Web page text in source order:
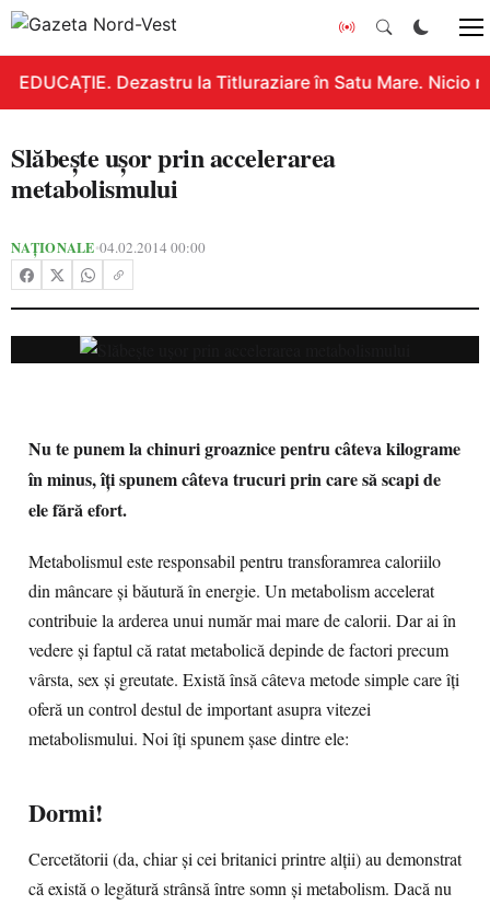
EDUCAȚIE. Dezastru la Titluraziare în Satu Mare. Nicio
Slăbeşte uşor prin accelerarea
metabolismului
NAȚIONALE•04.02.2014 00:00
Nu te punem la chinuri groaznice pentru câteva kilograme
în minus, îţi spunem câteva trucuri prin care să scapi de
ele fără efort.
Metabolismul este responsabil pentru transforamrea caloriilo
din mâncare şi băutură în energie. Un metabolism accelerat
contribuie la arderea unui număr mai mare de calorii. Dar ai în
vedere şi faptul că ratat metabolică depinde de factori precum
vârsta, sex şi greutate. Există însă câteva metode simple care îţi
oferă un control destul de important asupra vitezei
metabolismului. Noi îţi spunem şase dintre ele:
Dormi!
Cercetătorii (da, chiar şi cei britanici printre alţii) au demonstrat
că există o legătură strânsă între somn şi metabolism. Dacă nu